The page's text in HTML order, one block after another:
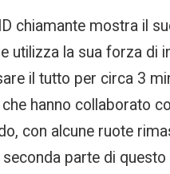
chiamante mostra il
utilizza la sua forza di
il tutto per circa 3
hanno collaborato
con alcune ruote
parte di